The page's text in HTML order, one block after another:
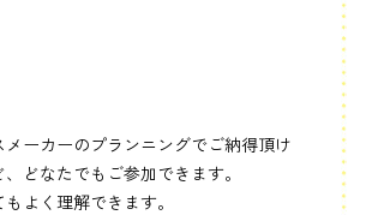
ーカーのプランニングでご納得頂け
どなたでもご参加できます。
よく理解できます。